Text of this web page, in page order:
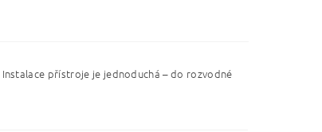
Instalace přístroje je jednoduchá – do rozvodné